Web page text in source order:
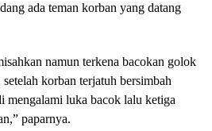
ada teman korban yang datang
namun terkena bacokan golok
korban terjatuh bersimbah
mengalami luka bacok lalu ketiga
paparnya.